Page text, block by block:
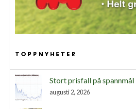
TOPPNYHETER
Stort prisfall på spannmål
augusti 2, 2026